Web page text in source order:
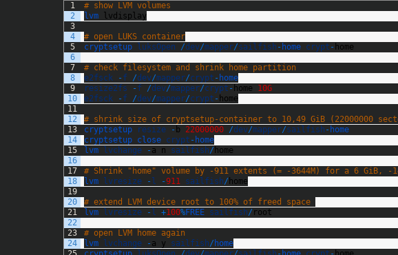
1
2
3
4
5
6
7
8
9
10
11
12
13
14
15
16
17
18
19
20
21
22
23
24
# show LVM volumes
lvm
lvdisplay
# open LUKS container
cryptsetup
luksOpen /dev/mapper/sailfish - home crypt - home
# check filesystem and shrink home partition
e2fsck
-f /dev/mapper/crypt - home
resize2fs
-f /dev/mapper/crypt - home
10G
e2fsck
-f /dev/mapper/crypt - home
# shrink size of cryptsetup-container to 10,49 GiB (22000000
cryptsetup
resize - b 22000000 /dev/mapper/sailfish - home
cryptsetup close crypt - home
lvm
lvchange -a n sailfish/ home
# Shrink "home" volume by -911 extents (= -3644M) for a 6
lvm
lvresize - l -911 sailfish/ home
# extend LVM device root to 100% of freed space
lvm
lvresize - l +100%FREE sailfish/ root
# open LVM home again
lvm
lvchange -a y sailfish/ home